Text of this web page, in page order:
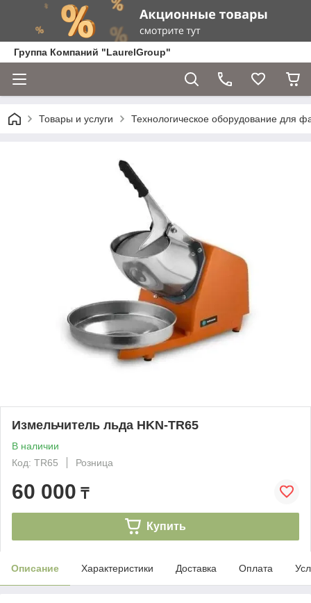
Группа Компаний "LaurelGroup"
Товары и услуги Технологическое оборудование для
Измельчитель льда HKN-TR65
В наличии
Код: TR65
Розница
60 000 ₸
Купить
Описание Характеристики Доставка Оплата